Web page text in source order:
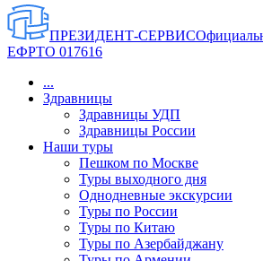
ПРЕЗИДЕНТ-СЕРВИС
ЕФРТО 017616
...
Здравницы
Здравницы УДП
Здравницы России
Наши туры
Пешком по Москве
Туры выходного дня
Однодневные экскурсии
Туры по России
Туры по Китаю
Туры по Азербайджану